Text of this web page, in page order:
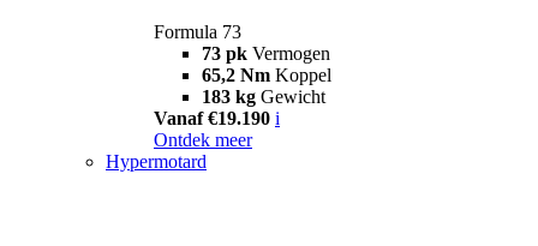
Formula 73
73 pk Vermogen
65,2 Nm Koppel
183 kg Gewicht
Vanaf €19.190 i
Ontdek meer
Hypermotard